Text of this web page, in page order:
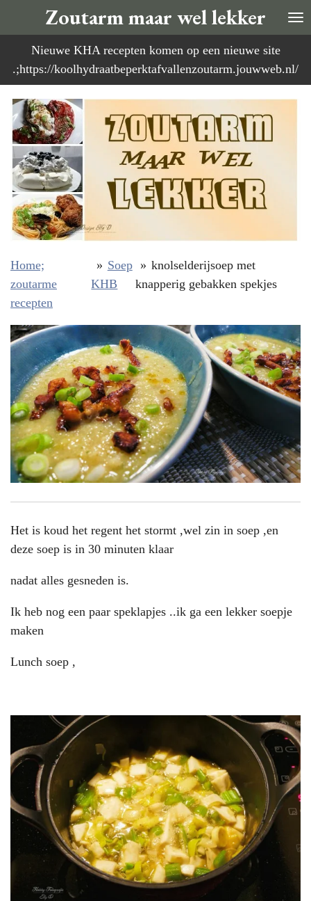
direct
naar
de
Zoutarm maar wel lekker
Nieuwe KHA recepten komen op een nieuwe site
.;https://koolhydraatbeperktafvallenzoutarm.jouwweb.nl/
Home;
zoutarme
recepten
» Soep
KHB
» knolselderijsoep met
knapperig gebakken spekjes
Het is koud het regent het stormt ,wel zin in soep ,en
deze soep is in 30 minuten klaar
nadat alles gesneden is.
Ik heb nog een paar speklapjes ..ik ga een lekker soepje
maken
Lunch soep ,